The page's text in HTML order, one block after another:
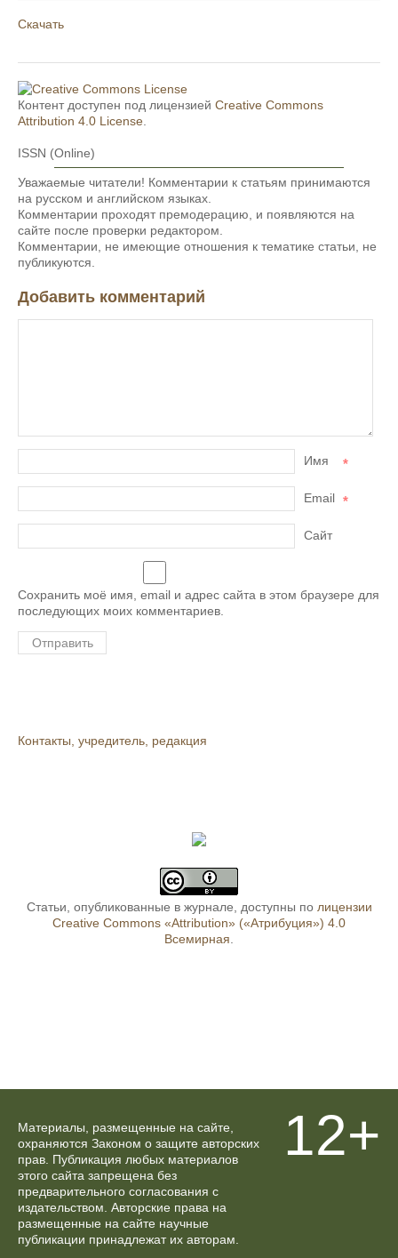
Скачать
Контент доступен под лицензией Creative Commons
Attribution 4.0 License
ISSN (Online)
Уважаемые читатели! Комментарии к статьям принимаются
на русском и английском языках.
Комментарии проходят премодерацию, и появляются на
сайте после проверки редактором.
Комментарии, не имеющие отношения к тематике статьи, не
публикуются.
Добавить комментарий
Имя *
Email *
Сайт
Сохранить моё имя, email и адрес сайта в этом браузере для
последующих моих комментариев.
Контакты, учредитель, редакция
Статьи, опубликованные в журнале, доступны по лицензии
Creative Commons «Attribution» («Атрибуция») 4.0
Всемирная
Материалы, размещенные на сайте,
охраняются Законом о защите авторских
прав. Публикация любых материалов
этого сайта запрещена без
предварительного согласования с
издательством. Авторские права на
размещенные на сайте научные
публикации принадлежат их авторам.
12+